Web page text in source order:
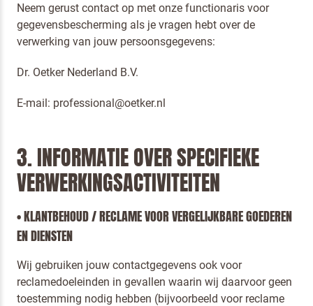
Neem gerust contact op met onze functionaris voor
gegevensbescherming als je vragen hebt over de
verwerking van jouw persoonsgegevens:
Dr. Oetker Nederland B.V.
E-mail: professional@oetker.nl
3. INFORMATIE OVER SPECIFIEKE
VERWERKINGSACTIVITEITEN
• KLANTBEHOUD / RECLAME VOOR VERGELIJKBARE GOEDEREN
EN DIENSTEN
Wij gebruiken jouw contactgegevens ook voor
reclamedoeleinden in gevallen waarin wij daarvoor geen
toestemming nodig hebben (bijvoorbeeld voor reclame